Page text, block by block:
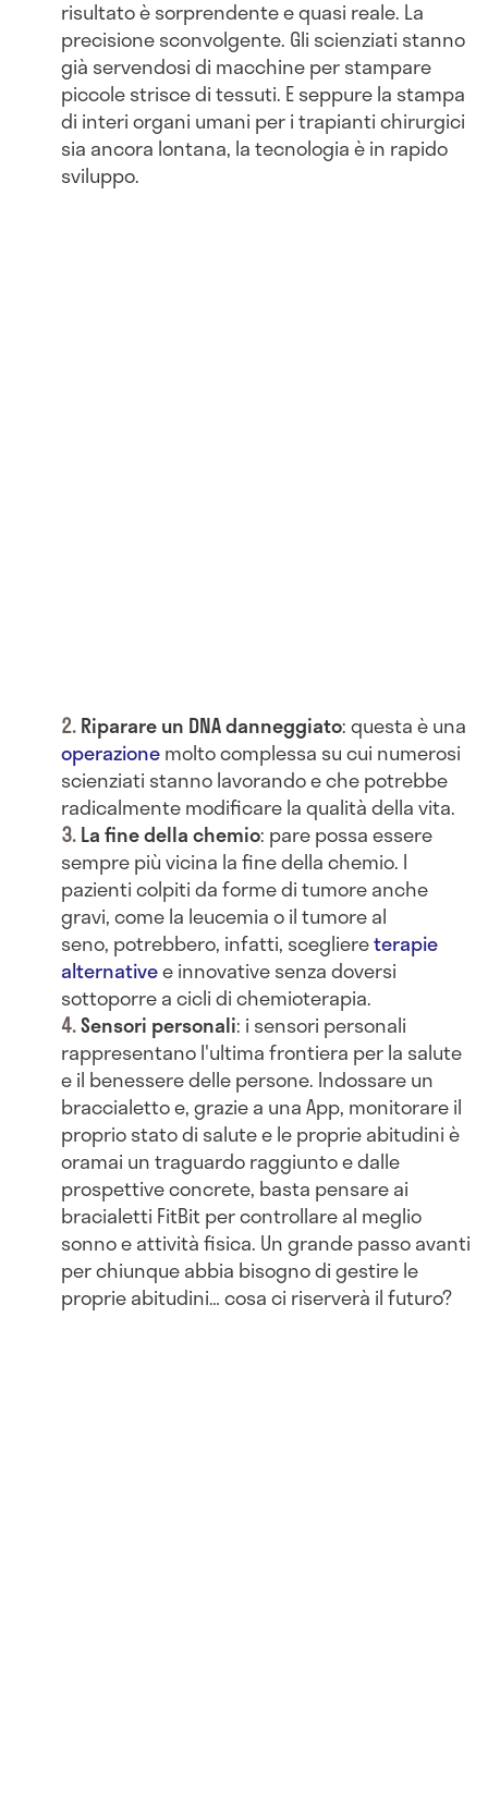
risultato è sorprendente e quasi reale. La
precisione sconvolgente. Gli scienziati stanno
già servendosi di macchine per stampare
piccole strisce di tessuti. E seppure la stampa
di interi organi umani per i trapianti chirurgici
sia ancora lontana, la tecnologia è in rapido
sviluppo.
Riparare un DNA danneggiato: questa è una
operazionemolto complessa su cui numerosi
scienziati stanno lavorando e che potrebbe
radicalmente modificare la qualità della vita.
La fine della chemio: pare possa essere
sempre più vicina la fine della chemio. I
pazienti colpiti da forme di tumore anche
gravi, come la leucemia o il tumore al
seno, potrebbero, infatti, scegliereterapie
alternativee innovative senza doversi
sottoporre a cicli di chemioterapia.
Sensori personali: i sensori personali
rappresentano l'ultima frontiera per la salute
e il benessere delle persone. Indossare un
braccialetto e, grazie a una App, monitorare il
proprio stato di salute e le proprie abitudini è
oramai un traguardo raggiunto e dalle
prospettive concrete, basta pensare ai
bracialetti FitBit per controllare al meglio
sonno e attività fisica. Un grande passo avanti
per chiunque abbia bisogno di gestire le
proprie abitudini… cosa ci riserverà il futuro?